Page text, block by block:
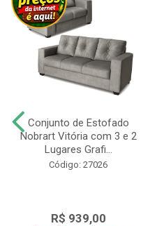
Conjunto de Estofado
Nobrart Vitória com 3 e 2
Lugares Grafi...
Código: 27026
R$ 939,00